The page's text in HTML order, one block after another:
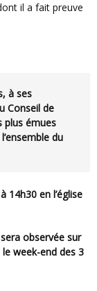
il a fait preuve
Conseil de
plus émues
du
week-end des 3